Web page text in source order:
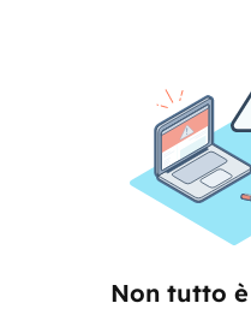
Non tutto